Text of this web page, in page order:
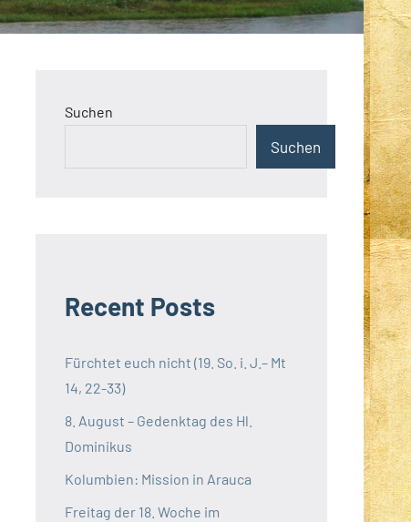
Suchen
Suchen
Recent Posts
Fürchtet euch nicht (19. So. i. J.– Mt
14, 22-33)
8. August – Gedenktag des Hl.
Dominikus
Kolumbien: Mission in Arauca
Freitag der 18. Woche im